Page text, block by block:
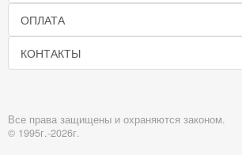
ОПЛАТА
КОНТАКТЫ
Все права защищены и охраняются законом.
© 1995г.-2026г.